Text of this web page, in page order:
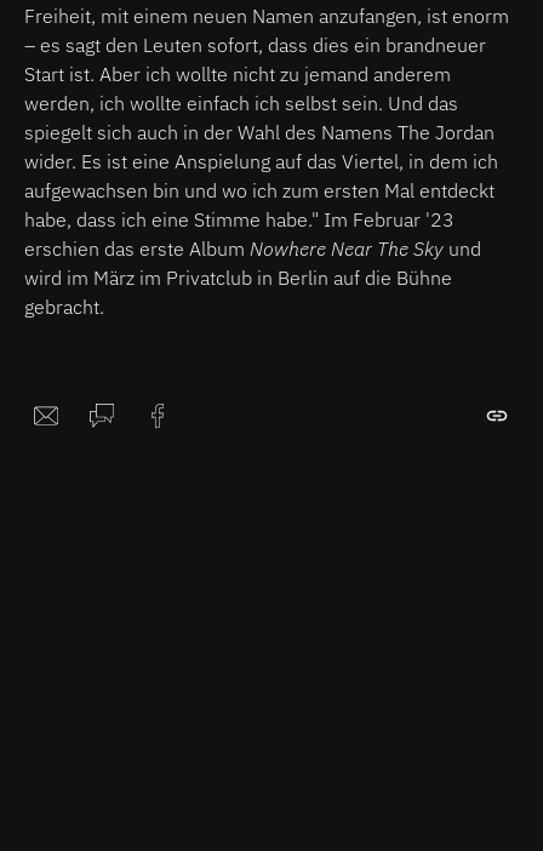
Freiheit, mit einem neuen Namen anzufangen, ist enorm
– es sagt den Leuten sofort, dass dies ein brandneuer
Start ist. Aber ich wollte nicht zu jemand anderem
werden, ich wollte einfach ich selbst sein. Und das
spiegelt sich auch in der Wahl des Namens The Jordan
wider. Es ist eine Anspielung auf das Viertel, in dem ich
aufgewachsen bin und wo ich zum ersten Mal entdeckt
habe, dass ich eine Stimme habe." Im Februar '23
erschien das erste Album Nowhere Near The Sky und
wird im März im Privatclub in Berlin auf die Bühne
gebracht.